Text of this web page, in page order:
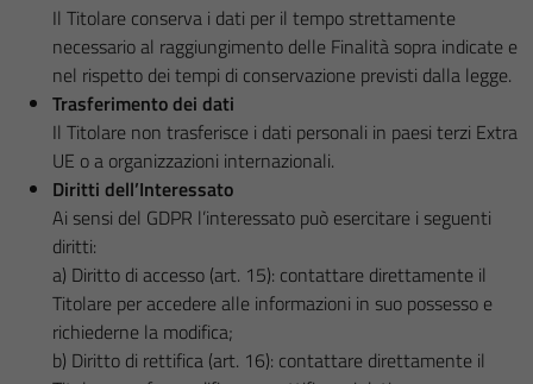
Il Titolare conserva i dati per il tempo strettamente
necessario al raggiungimento delle Finalità sopra indicate e
nel rispetto dei tempi di conservazione previsti dalla legge.
Trasferimento dei dati
Il Titolare non trasferisce i dati personali in paesi terzi Extra
UE o a organizzazioni internazionali.
Diritti dell’Interessato
Ai sensi del GDPR l’interessato può esercitare i seguenti
diritti:
a) Diritto di accesso (art. 15): contattare direttamente il
Titolare per accedere alle informazioni in suo possesso e
richiederne la modifica;
b) Diritto di rettifica (art. 16): contattare direttamente il